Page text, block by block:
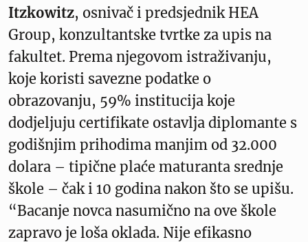
Itzkowitz, osnivač i predsjednik HEA
Group, konzultantske tvrtke za upis na
fakultet. Prema njegovom istraživanju,
koje koristi savezne podatke o
obrazovanju, 59% institucija koje
dodjeljuju certifikate ostavlja diplomante s
godišnjim prihodima manjim od 32.000
dolara – tipične plaće maturanta srednje
škole – čak i 10 godina nakon što se upišu.
“Bacanje novca nasumično na ove škole
zapravo je loša oklada. Nije efikasno